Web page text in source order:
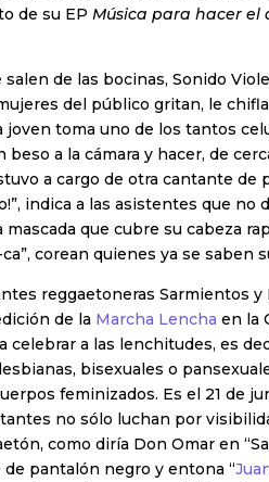
de su EP Música para hacer el
salen de las bocinas, Sonido
del público gritan, le
joven toma uno de los tantos
beso a la cámara y hacer, de
a cargo de otra cantante de
indica a las asistentes que
que cubre su cabeza
corean quienes ya se saben
reggaetoneras Sarmientos
de la Marcha Lencha en la
celebrar a las lenchitudes, es
bisexuales o
feminizados. Es el 21 de
no sólo luchan por
como diría Don Omar en
de pantalón negro y entona “